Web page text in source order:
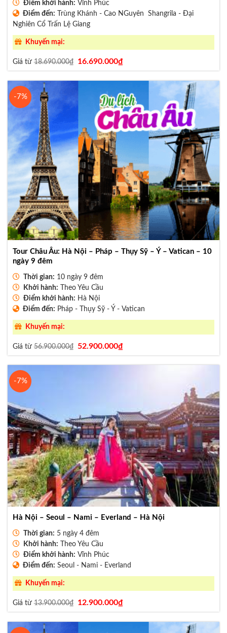
Điểm khởi hành: Vĩnh Phúc
Điểm đến: Trùng Khánh - Cao NGuyên Shangrila - Đại
Nghiên Cổ Trấn Lệ Giang
Khuyến mại:
Giá từ18.690.000₫
Giá
là:
18.690.000₫.
16.690.000₫Giá
hiện
tại
là:
16.690.000₫.
-7%
Tour Châu Âu: Hà Nội – Pháp – Thụy Sỹ – Ý – Vatican – 10
ngày 9 đêm
Thời gian: 10 ngày 9 đêm
Khởi hành: Theo Yêu Cầu
Điểm khởi hành: Hà Nội
Điểm đến: Pháp - Thụy Sỹ - Ý - Vatican
Khuyến mại:
Giá từ56.900.000₫
Giá
gốc
là:
56.900.000₫.
52.900.000₫Giá
hiện
tại
là:
-7%
Hà Nội – Seoul – Nami – Everland – Hà Nội
Thời gian: 5 ngày 4 đêm
Khởi hành: Theo Yêu Cầu
Điểm khởi hành: Vĩnh Phúc
Điểm đến: Seoul - Nami - Everland
Khuyến mại:
Giá từ13.900.000₫
Giá
là:
13.900.000₫.
12.900.000₫Giá
hiện
tại
là:
12.900.000₫.